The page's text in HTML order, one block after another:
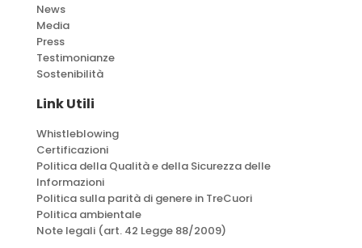
News
Media
Press
Testimonianze
Sostenibilità
Link Utili
Whistleblowing
Certificazioni
Politica della Qualità e della Sicurezza delle
Informazioni
Politica sulla parità di genere in TreCuori
Politica ambientale
Note legali (art. 42 Legge 88/2009)